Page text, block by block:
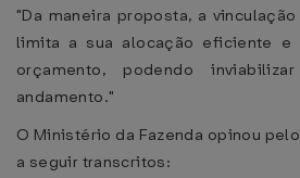
"Da maneira proposta, a
limita a sua alocação eficiente e
orçamento, podendo
andamento."
O Ministério da Fazenda opinou
a seguir transcritos: